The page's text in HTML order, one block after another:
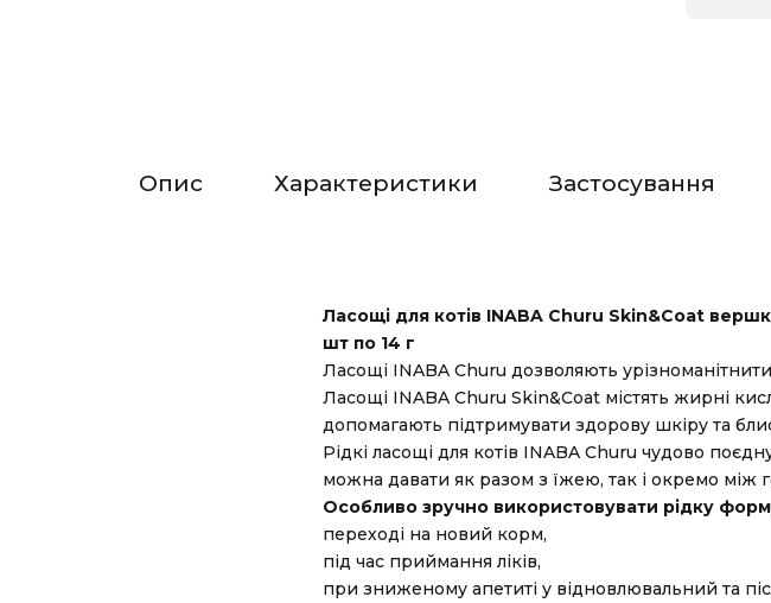
Опис Характеристики Застосування
Ласощі для котів INABA Churu Skin&Coat
шт по 14 г
Ласощі INABA Churu дозволяють
Ласощі INABA Churu Skin&Coat містять жирні
допомагають підтримувати здорову шкіру та
Рідкі ласощі для котів INABA Churu чудово
можна давати як разом з їжею, так і окремо між
Особливо зручно використовувати рідку
переході на новий корм,
під час приймання ліків,
при зниженому апетиті у відновлювальний та